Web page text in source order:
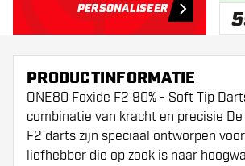
PERSONALISEER
PRODUCTINFORMATIE
ONE80 Foxide F2 90% - Soft Tip
combinatie van kracht en precisie De
F2 darts zijn speciaal ontworpen
liefhebber die op zoek is naar